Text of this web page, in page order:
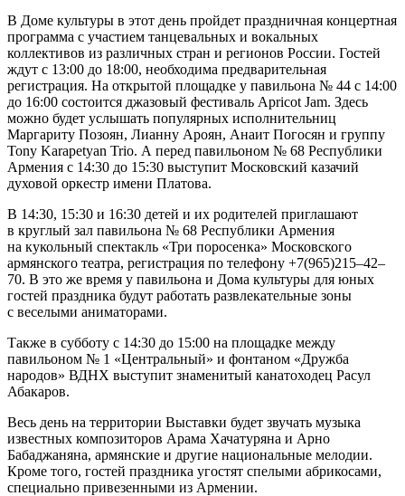
В Доме культуры в этот день пройдет праздничная концертная
программа с участием танцевальных и вокальных
коллективов из различных стран и регионов России. Гостей
ждут с 13:00 до 18:00, необходима предварительная
регистрация. На открытой площадке у павильона № 44 с 14:00
до 16:00 состоится джазовый фестиваль Apricot Jam. Здесь
можно будет услышать популярных исполнительниц
Маргариту Позоян, Лианну Ароян, Анаит Погосян и группу
Tony Karapetyan Trio. А перед павильоном № 68 Республики
Армения с 14:30 до 15:30 выступит Московский казачий
духовой оркестр имени Платова.
В 14:30, 15:30 и 16:30 детей и их родителей приглашают
в круглый зал павильона № 68 Республики Армения
на кукольный спектакль «Три поросенка» Московского
армянского театра, регистрация по телефону +7(965)215–42–
70. В это же время у павильона и Дома культуры для юных
гостей праздника будут работать развлекательные зоны
с веселыми аниматорами.
Также в субботу с 14:30 до 15:00 на площадке между
павильоном № 1 «Центральный» и фонтаном «Дружба
народов» ВДНХ выступит знаменитый канатоходец Расул
Абакаров.
Весь день на территории Выставки будет звучать музыка
известных композиторов Арама Хачатуряна и Арно
Бабаджаняна, армянские и другие национальные мелодии.
Кроме того, гостей праздника угостят спелыми абрикосами,
специально привезенными из Армении.